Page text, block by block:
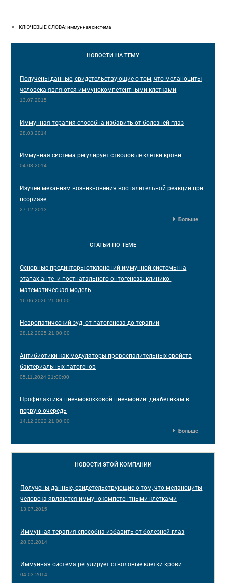
КЛЮЧЕВЫЕ СЛОВА: иммунная система
НОВОСТИ НА ТЕМУ
Получены данные, свидетельствующие о том, что меланоциты
человека являются иммунокомпетентными клетками
13.07.2015
Иммунная терапия способна избавить от болезней глаз
28.03.2014
Иммунная система регулирует стволовые клетки крови
04.03.2014
Изучен механизм возникновения воспалительной реакции при
псориазе
27.12.2013
Больше
СТАТЬИ ПО ТЕМЕ
Основные предикторы отклонений иммунной системы на
этапах анте- и постнатального онтогенеза: клинико-
математическая модель
16.06.2026 21:00:00
Невропатический зуд: от патогенеза до терапии
28.12.2025 21:00:00
Антибиотики как модуляторы провоспалительных свойств
бактериальных патогенов
05.11.2024 21:00:00
Профилактика пневмококковой пневмонии: диабетикам в
первую очередь
14.12.2022 21:00:00
Больше
НОВОСТИ ЭТОЙ КОМПАНИИ
Получены данные, свидетельствующие о том, что меланоциты
человека являются иммунокомпетентными клетками
13.07.2015
Иммунная терапия способна избавить от болезней глаз
28.03.2014
Иммунная система регулирует стволовые клетки крови
04.03.2014